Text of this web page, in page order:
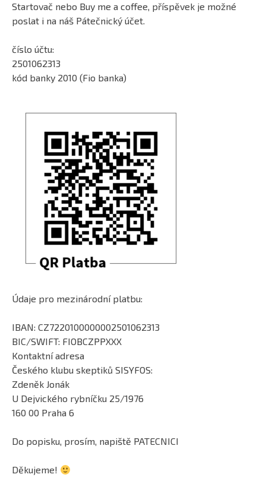
Startovač nebo Buy me a coffee, příspěvek je možné
poslat i na náš Pátečnický účet.
číslo účtu:
2501062313
kód banky 2010 (Fio banka)
Údaje pro mezinárodní platbu:
IBAN: CZ7220100000002501062313
BIC/SWIFT: FIOBCZPPXXX
Kontaktní adresa
Českého klubu skeptiků SISYFOS:
Zdeněk Jonák
U Dejvického rybníčku 25/1976
160 00 Praha 6
Do popisku, prosím, napiště PATECNICI
Děkujeme!